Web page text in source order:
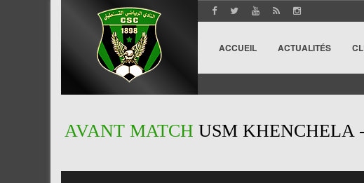
ACCUEIL ACTUALITÉS
AVANT MATCH USM KHENCHELA